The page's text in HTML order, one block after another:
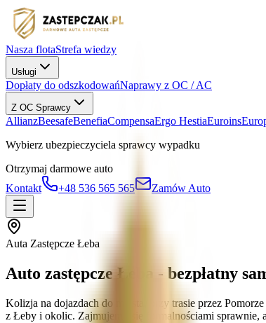
Nasza flotaStrefa wiedzy
Usługi
Dopłaty do odszkodowańNaprawy z OC / AC
Z OC Sprawcy
AllianzBeesafeBenefiaCompensaErgo HestiaEuroins
Wybierz ubezpieczyciela sprawcy wypadku
Otrzymaj darmowe auto
Kontakt
+48 536 565 565 Zamów Auto
Auta Zastępcze Łeba
Auto zastępcze Łeba - bezpłatny
Kolizja na dojazdach do miasta, przy trasie przez
z Łeby i okolic. Zajmujemy się formalnościami sprawnie,